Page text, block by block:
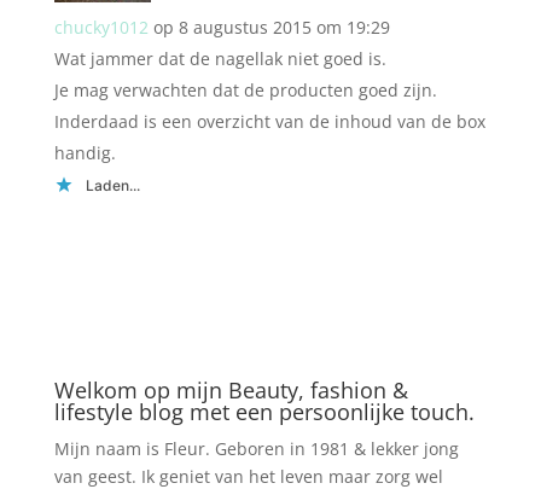
chucky1012 op 8 augustus 2015 om 19:29
Wat jammer dat de nagellak niet goed is.
Je mag verwachten dat de producten goed zijn.
Inderdaad is een overzicht van de inhoud van de box
handig.
Laden...
Welkom op mijn Beauty, fashion &
lifestyle blog met een persoonlijke touch.
Mijn naam is Fleur. Geboren in 1981 & lekker jong
van geest. Ik geniet van het leven maar zorg wel